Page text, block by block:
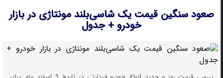
صعود سنگین قیمت یک شاسی‌بلند مونتاژی در بازار
خودرو + جدول